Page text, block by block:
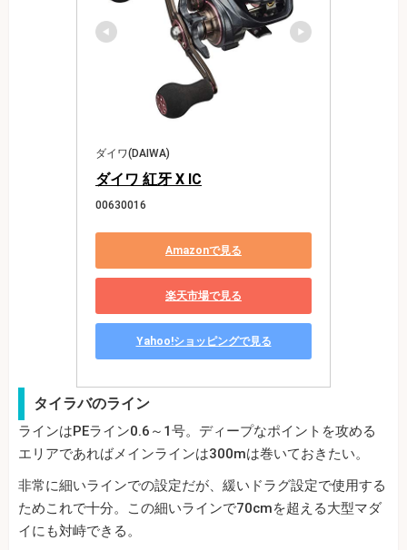
ダイワ(DAIWA)
ダイワ 紅牙 X IC
00630016
Amazonで見る
楽天市場で見る
Yahoo!ショッピングで見る
タイラバのライン
ラインはPEライン0.6～1号。ディープなポイントを攻める
エリアであればメインラインは300mは巻いておきたい。
非常に細いラインでの設定だが、緩いドラグ設定で使用する
ためこれで十分。この細いラインで70cmを超える大型マダ
イにも対峙できる。